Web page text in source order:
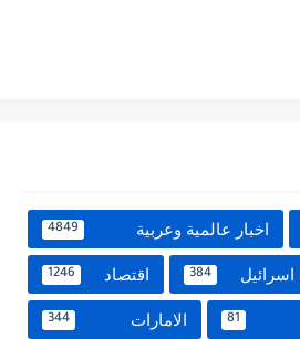
اخبار عالمية وعربية 4849
اسرائيل 384 اقتصاد 1246
81 الامارات 344